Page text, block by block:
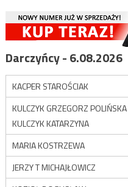
Darczyńcy - 6.08.2026
KACPER STAROŚCIAK
KULCZYK GRZEGORZ
KULCZYK KATARZYNA
MARIA KOSTRZEWA
JERZY T MICHAJŁOWICZ